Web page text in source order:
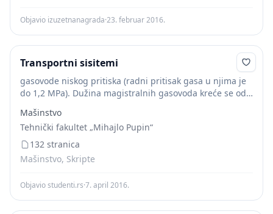
Objavio izuzetnanagrada·23. februar 2016.
Transportni sisitemi
gasovode niskog pritiska (radni pritisak gasa u njima je
do 1,2 MPa). Dužina magistralnih gasovoda kreće se od
Prečnik im je od 150...
Mašinstvo
Tehnički fakultet „Mihajlo Pupin“
132 stranica
Mašinstvo, Skripte
Objavio studenti.rs·7. april 2016.